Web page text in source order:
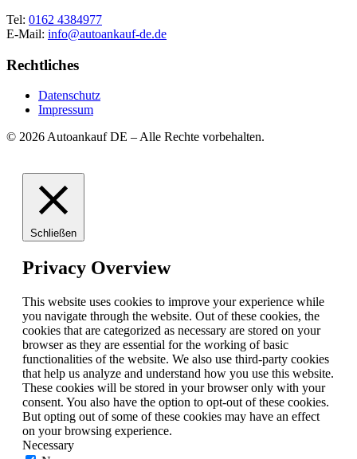
Tel: 0162 4384977
E-Mail: info@autoankauf-de.de
Rechtliches
Datenschutz
Impressum
© 2026 Autoankauf DE – Alle Rechte vorbehalten.
Schließen
Privacy Overview
This website uses cookies to improve your experience while
you navigate through the website. Out of these cookies, the
cookies that are categorized as necessary are stored on your
browser as they are essential for the working of basic
functionalities of the website. We also use third-party cookies
that help us analyze and understand how you use this website.
These cookies will be stored in your browser only with your
consent. You also have the option to opt-out of these cookies.
But opting out of some of these cookies may have an effect
on your browsing experience.
Necessary